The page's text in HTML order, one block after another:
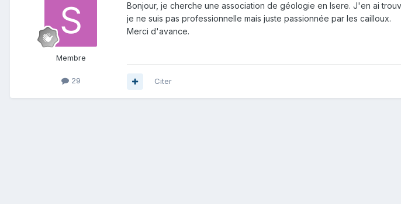
Membre
29
Bonjour, je cherche une association de géologie en Isere. J'en ai
je ne suis pas professionnelle mais juste passionnée par les cailloux.
Merci d'avance.
Citer